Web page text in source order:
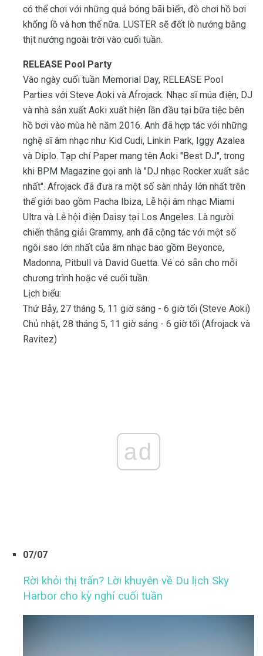
có thể chơi với những quả bóng bãi biển, đồ chơi hồ bơi
khổng lồ và hơn thế nữa. LUSTER sẽ đốt lò nướng bằng
thịt nướng ngoài trời vào cuối tuần.
RELEASE Pool Party
Vào ngày cuối tuần Memorial Day, RELEASE Pool
Parties với Steve Aoki và Afrojack. Nhạc sĩ múa điện, DJ
và nhà sản xuất Aoki xuất hiện lần đầu tại bữa tiệc bên
hồ bơi vào mùa hè năm 2016. Anh đã hợp tác với những
nghệ sĩ âm nhạc như Kid Cudi, Linkin Park, Iggy Azalea
và Diplo. Tạp chí Paper mang tên Aoki "Best DJ", trong
khi BPM Magazine gọi anh là "DJ nhạc Rocker xuất sắc
nhất". Afrojack đã đưa ra một số sàn nhảy lớn nhất trên
thế giới bao gồm Pacha Ibiza, Lễ hội âm nhạc Miami
Ultra và Lễ hội điện Daisy tại Los Angeles. Là người
chiến thắng giải Grammy, anh đã cộng tác với một số
ngôi sao lớn nhất của âm nhạc bao gồm Beyonce,
Madonna, Pitbull và David Guetta. Vé có sẵn cho mỗi
chương trình hoặc vé cuối tuần.
Lịch biểu:
Thứ Bảy, 27 tháng 5, 11 giờ sáng - 6 giờ tối (Steve Aoki)
Chủ nhật, 28 tháng 5, 11 giờ sáng - 6 giờ tối (Afrojack và
Ravitez)
ad
07/07
Rời khỏi thị trấn? Lời khuyên về Du lịch Sky
Harbor cho kỳ nghỉ cuối tuần